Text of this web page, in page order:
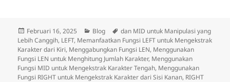
Diposkan
pada
Februari 16, 2025 Kategori
Blog Tag
dan MID untuk Manipulasi yang
Lebih Canggih, LEFT, Memanfaatkan Fungsi LEFT untuk Mengekstrak
Karakter dari Kiri, Menggabungkan Fungsi LEN, Menggunakan
Fungsi LEN untuk Menghitung Jumlah Karakter, Menggunakan
Fungsi MID untuk Mengekstrak Karakter Tengah, Menggunakan
Fungsi RIGHT untuk Mengekstrak Karakter dari Sisi Kanan, RIGHT